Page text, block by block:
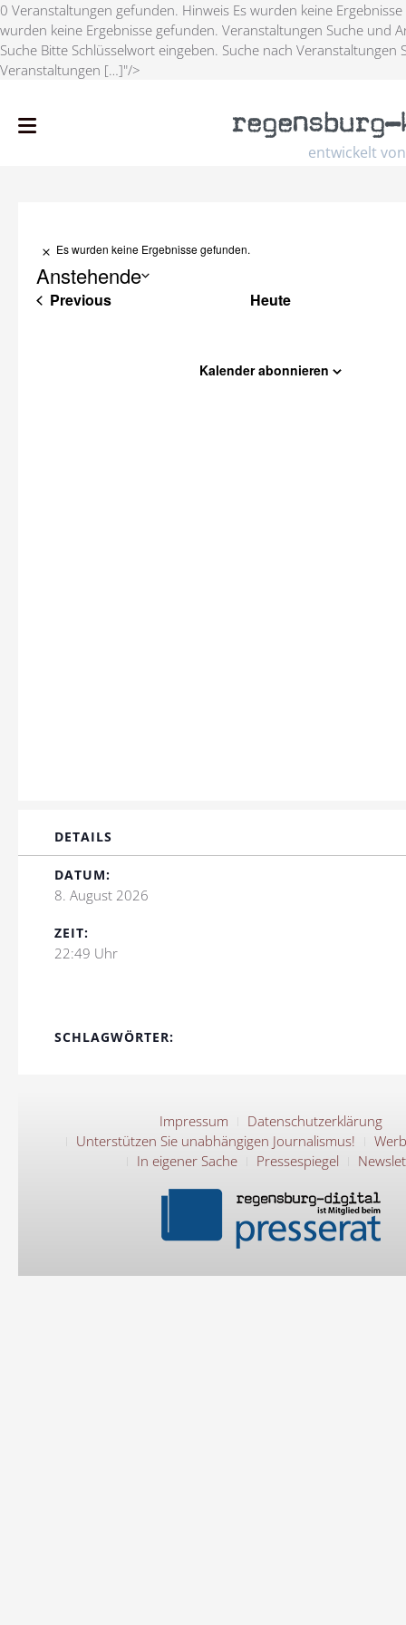
0 Veranstaltungen gefunden. Hinweis Es wurden keine
wurden keine Ergebnisse gefunden. Veranstaltungen Suche und
Suche Bitte Schlüsselwort eingeben. Suche nach Veranstaltungen
Veranstaltungen […]"/>
entwickelt von
regensburg–
HinweisEs wurden keine Ergebnisse gefunden.
Anstehende
Select
PreviousVeranstaltungen Heute
Kalender abonnieren
DETAILS
DATUM:
8. August 2026
ZEIT:
22:49 Uhr
SCHLAGWÖRTER:
Impressum
Datenschutzerklärung
Unterstützen Sie unabhängigen Journalismus!
In eigener Sache
Pressespiegel